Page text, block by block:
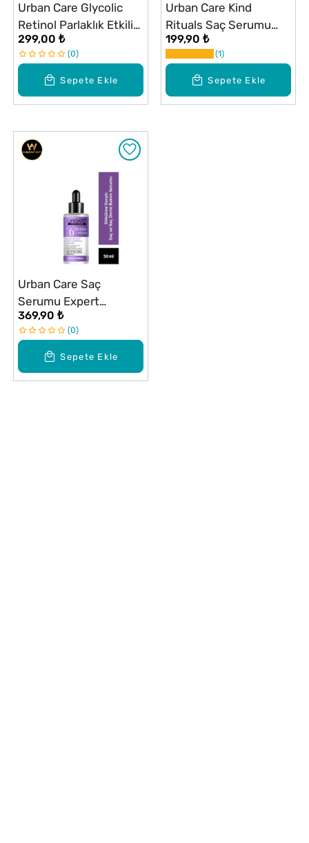
Sepete Ekle
Urban Care Glycolic
Retinol Parlaklık Etkili
Onarıcı Saç Bakım
Serumu 100 ml
299,00 ₺
0
Sepete Ekle
Urban Care Kind
Rituals Saç Serumu
Rose Water100 ml
199,90 ₺
1
Sepete Ekle
Urban Care Saç
Serumu Expert
Biotin&Caffein 50 ml
369,90 ₺
0